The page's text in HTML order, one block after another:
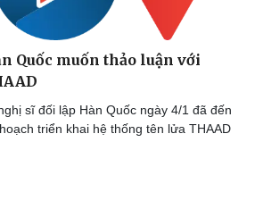
Quốc muốn thảo luận với
sĩ đối lập Hàn Quốc ngày 4/1 đã đến
triển khai hệ thống tên lửa THAAD